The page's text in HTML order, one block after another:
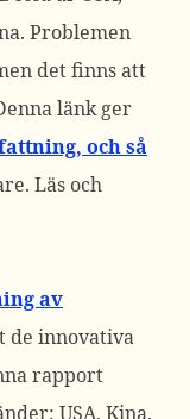
Problemen
det finns att
länk ger
och så
Läs och
av
de innovativa
rapport
USA, Kina,